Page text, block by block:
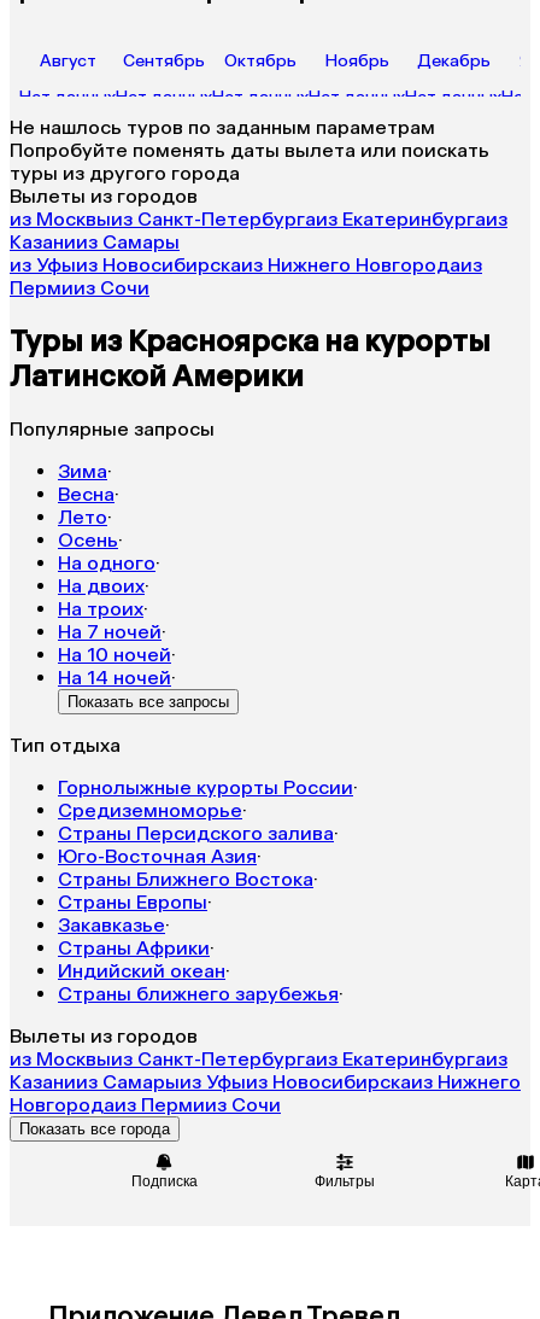
Август
Нет данных
Сентябрь
Нет данных
Октябрь
Нет данных
Ноябрь
Нет данных
Декабрь
Нет данныхНет
Подписка Фильтры
Не нашлось туров по заданным параметрам
Попробуйте поменять даты вылета или поискать
туры из другого города
Вылеты из городов
из Москвыиз Санкт-Петербургаиз Екатеринбургаиз
Казанииз Самары
из Уфыиз Новосибирскаиз Нижнего Новгородаиз
Пермииз Сочи
Туры из Красноярска на курорты
Латинской Америки
Популярные запросы
Зима·
Весна·
Лето·
Осень·
На одного·
На двоих·
На троих·
На 7 ночей·
На 10 ночей·
На 14 ночей·
Показать все запросы
Тип отдыха
Горнолыжные курорты России·
Средиземноморье·
Страны Персидского залива·
Юго-Восточная Азия·
Страны Ближнего Востока·
Страны Европы·
Закавказье·
Страны Африки·
Индийский океан·
Страны ближнего зарубежья·
Вылеты из городов
из Москвыиз Санкт-Петербургаиз Екатеринбургаиз
Казанииз Самарыиз Уфыиз Новосибирскаиз Нижнего
Новгородаиз Пермииз Сочи
Показать все города